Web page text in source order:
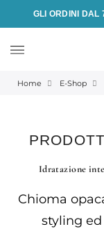
GLI ORDINI DAL
Home E-Shop
Idratazione
Chioma
styling